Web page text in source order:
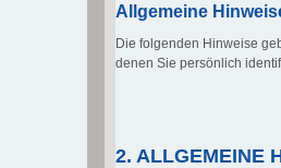
Allgemeine
Die folgenden Hinweise
denen Sie persönlich
2. ALLGEMEINE